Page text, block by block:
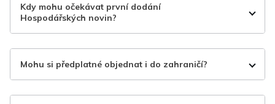
Kdy mohu očekávat první dodání
Hospodářských novin?
Mohu si předplatné objednat i do zahraničí?